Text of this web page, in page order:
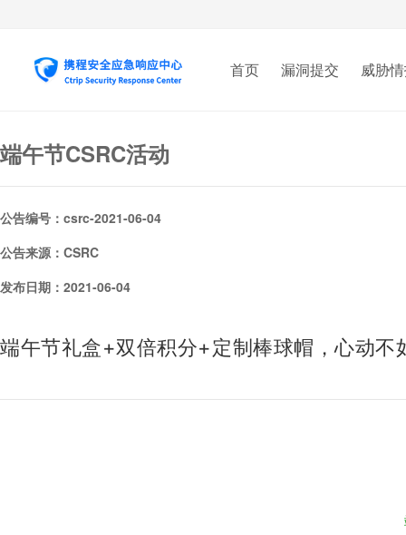
首页 漏洞提交 威胁
端午节CSRC活动
公告编号：csrc-2021-06-04
公告来源：CSRC
发布日期：2021-06-04
端午节礼盒+双倍积分+定制棒球帽，心动不